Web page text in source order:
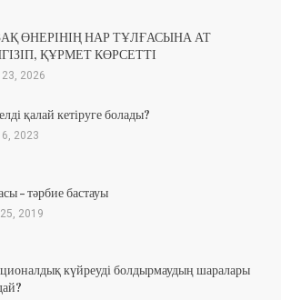
ӨНЕРІНІҢ НАР ТҰЛҒАСЫНА АТ
ҚҰРМЕТ КӨРСЕТТІ
2026
қалай кетіруге болады?
2023
– тәрбие бастауы
2019
күйреуді болдырмаудың шаралары